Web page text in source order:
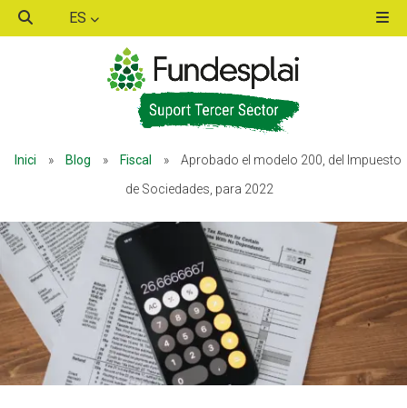
ES
Inici » Blog » Fiscal »
Aprobado el modelo 200, del Impuesto
de Sociedades, para 2022
ACTIVITATS D'ESTIU
MÓN ESCOLAR
ALBERG CENTRE ESPLAI
FORMACIÓ
ACTIVITATS D'ESTIU
MÓN ESCOLAR
ALBERG CENTRE ESPLAI
FORMACIÓ